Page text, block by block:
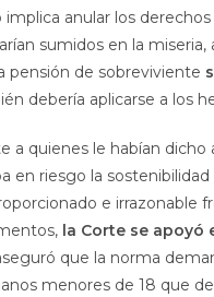
implica anular los
sumidos en la
pensión de sobreviviente
debería aplicarse a los
a quienes le habían
en riesgo la
e irrazonable
la Corte se apoyó
que la norma
menores de 18 que